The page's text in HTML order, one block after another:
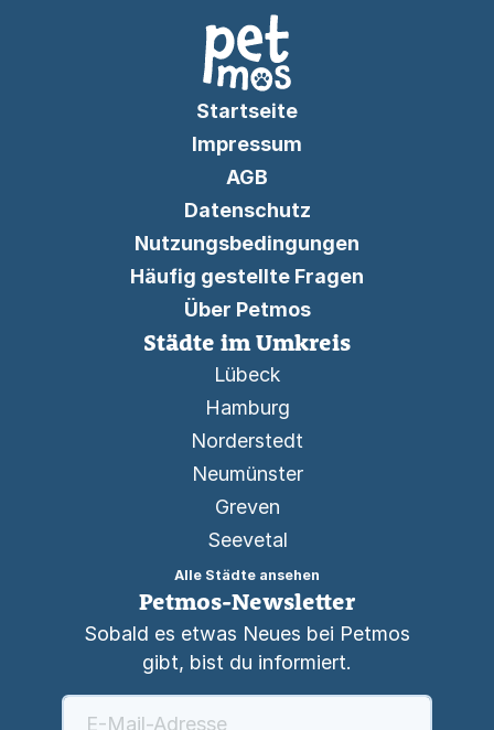
Startseite
Impressum
AGB
Datenschutz
Nutzungsbedingungen
Häufig gestellte Fragen
Über Petmos
Städte im Umkreis
Lübeck
Hamburg
Norderstedt
Neumünster
Greven
Seevetal
Alle Städte ansehen
Petmos-Newsletter
Sobald es etwas Neues bei Petmos
gibt, bist du informiert.